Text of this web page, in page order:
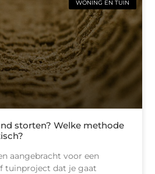
WONING EN TUIN
storten? Welke methode
aangebracht voor een
tuinproject dat je gaat